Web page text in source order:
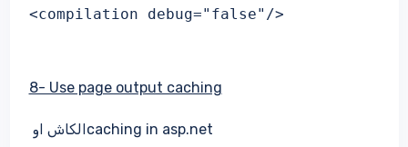
<compilation debug="false"/>
8- Use page output caching
الكاش اوcaching in asp.net